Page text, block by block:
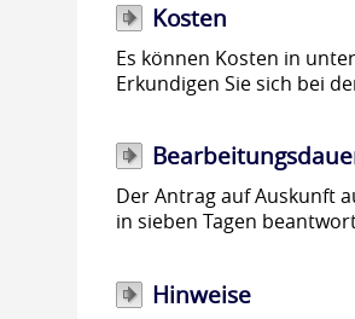
Kosten
Es können Kosten in
Erkundigen Sie sich bei
Der Antrag auf Auskunft
in sieben Tagen
Hinweise